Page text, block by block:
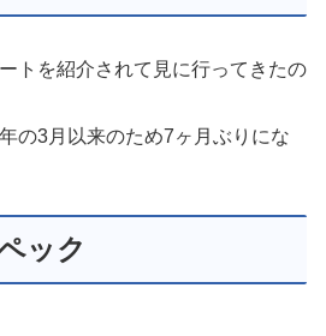
トを紹介されて見に行ってきたの
の3月以来のため7ヶ月ぶりにな
ック